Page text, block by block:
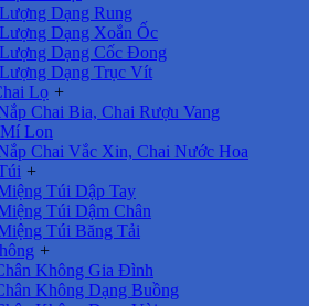
Dạng Rung
Dạng Xoắn Ốc
Dạng Cốc Đong
Dạng Trục Vít
Lọ +
Chai Bia, Chai Rượu Vang
Lon
Chai Vắc Xin, Chai Nước Hoa
+
Túi Dập Tay
Túi Dậm Chân
Túi Băng Tải
+
Không Gia Đình
Không Dạng Buồng